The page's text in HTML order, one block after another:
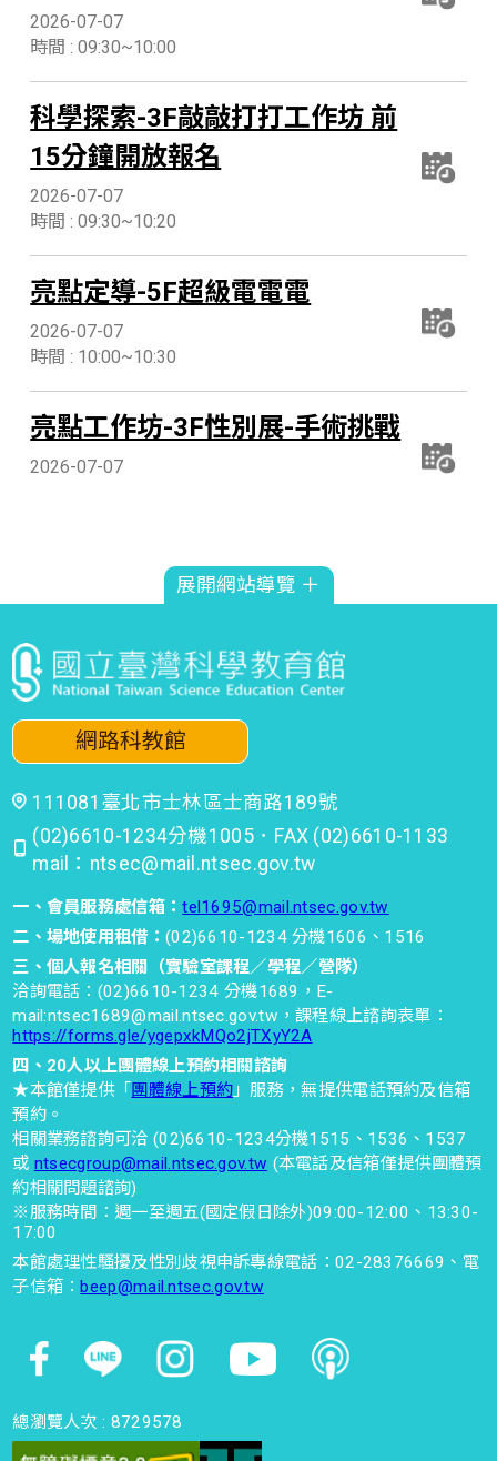
2026-07-07
時間 : 09:30~10:00
科學探索-3F敲敲打打工作坊 前
15分鐘開放報名
2026-07-07
時間 : 09:30~10:20
亮點定導-5F超級電電電
2026-07-07
時間 : 10:00~10:30
亮點工作坊-3F性別展-手術挑戰
2026-07-07
科學胖卡-5F家庭中的科學-電燈
2026-07-07
亮點工作坊-3F性別展-我的設計
挑戰
時間 : 10:30~11:00
科學show-5F初探劇場
2026-07-07
時間 : 11:00~11:30
科學探索-3F敲敲打打工作坊 前
15分鐘開放報名
2026-07-07
時間 : 11:00~11:50
動手玩-6F數學區-益智方塊魂
（限額：10位學童為主）
2026-07-07
時間 : 11:30~12:00
亮點體驗-5F大型離心機（前10
驗：10位）
展開網站導覽 ＋
網路科教館
111081臺北市士林區士商路189號
(02)6610-1234分機1005．FAX (02)6610-1133
mail：ntsec@mail.ntsec.gov.tw
一、會員服務處信箱：tel1695@mail.ntsec.gov.tw
二、場地使用租借： (02)6610-1234 分機1606、1516
三、個人報名相關（實驗室課程／學程／營隊）
洽詢電話：(02)6610-1234 分機1689，E-
mail:ntsec1689@mail.ntsec.gov.tw，課程線上諮詢表單：
https://forms.gle/ygepxkMQo2jTXyY2A
四、20人以上團體線上預約相關諮詢
★本館僅提供「 團體線上預約 」服務，無提供電話預約及信箱
預約。
相關業務諮詢可洽 (02)6610-1234分機1515、1536、1537
或 ntsecgroup@mail.ntsec.gov.tw (本電話及信箱僅提供團體預
約相關問題諮詢)
※服務時間：週一至週五(國定假日除外)09:00-12:00、13:30-
17:00
本館處理性騷擾及性別歧視申訴專線電話：02-28376669、電
子信箱：beep@mail.ntsec.gov.tw
總瀏覽人次 : 8729578